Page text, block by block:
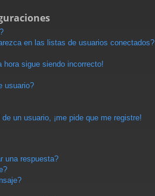
en las listas de usuarios conectados?
hora sigue siendo incorrecto!
usuario?
un usuario, ¡me pide que me registre!
una respuesta?